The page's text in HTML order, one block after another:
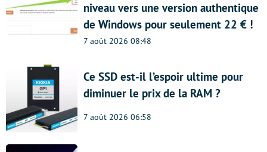
niveau vers une version authentique
de Windows pour seulement 22 € !
7 août 2026 08:48
Ce SSD est-il l’espoir ultime pour
diminuer le prix de la RAM ?
7 août 2026 06:58